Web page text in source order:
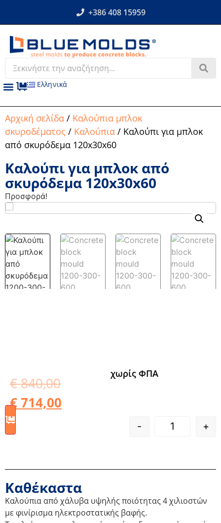
+386 408 15959
Ελληνικά
Αρχική σελίδα / Καλούπια μπλοκ
σκυροδέματος / Καλούπια / Καλούπι για μπλοκ
από σκυρόδεμα 120x30x60
Καλούπι για μπλοκ από
σκυρόδεμα 120x30x60
Προσφορά!
€840,00
€714,00
χωρίς ΦΠΑ
- +
Καθέκαστα
Καλούπια από χάλυβα υψηλής ποιότητας 4 χιλιοστών
με φινίρισμα ηλεκτροστατικής βαφής.